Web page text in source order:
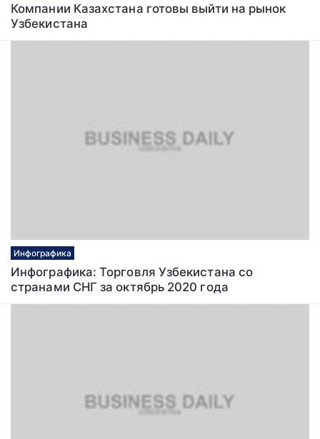
Компании Казахстана готовы выйти на рынок
Узбекистана
Инфографика
Инфографика: Торговля Узбекистана со
странами СНГ за октябрь 2020 года